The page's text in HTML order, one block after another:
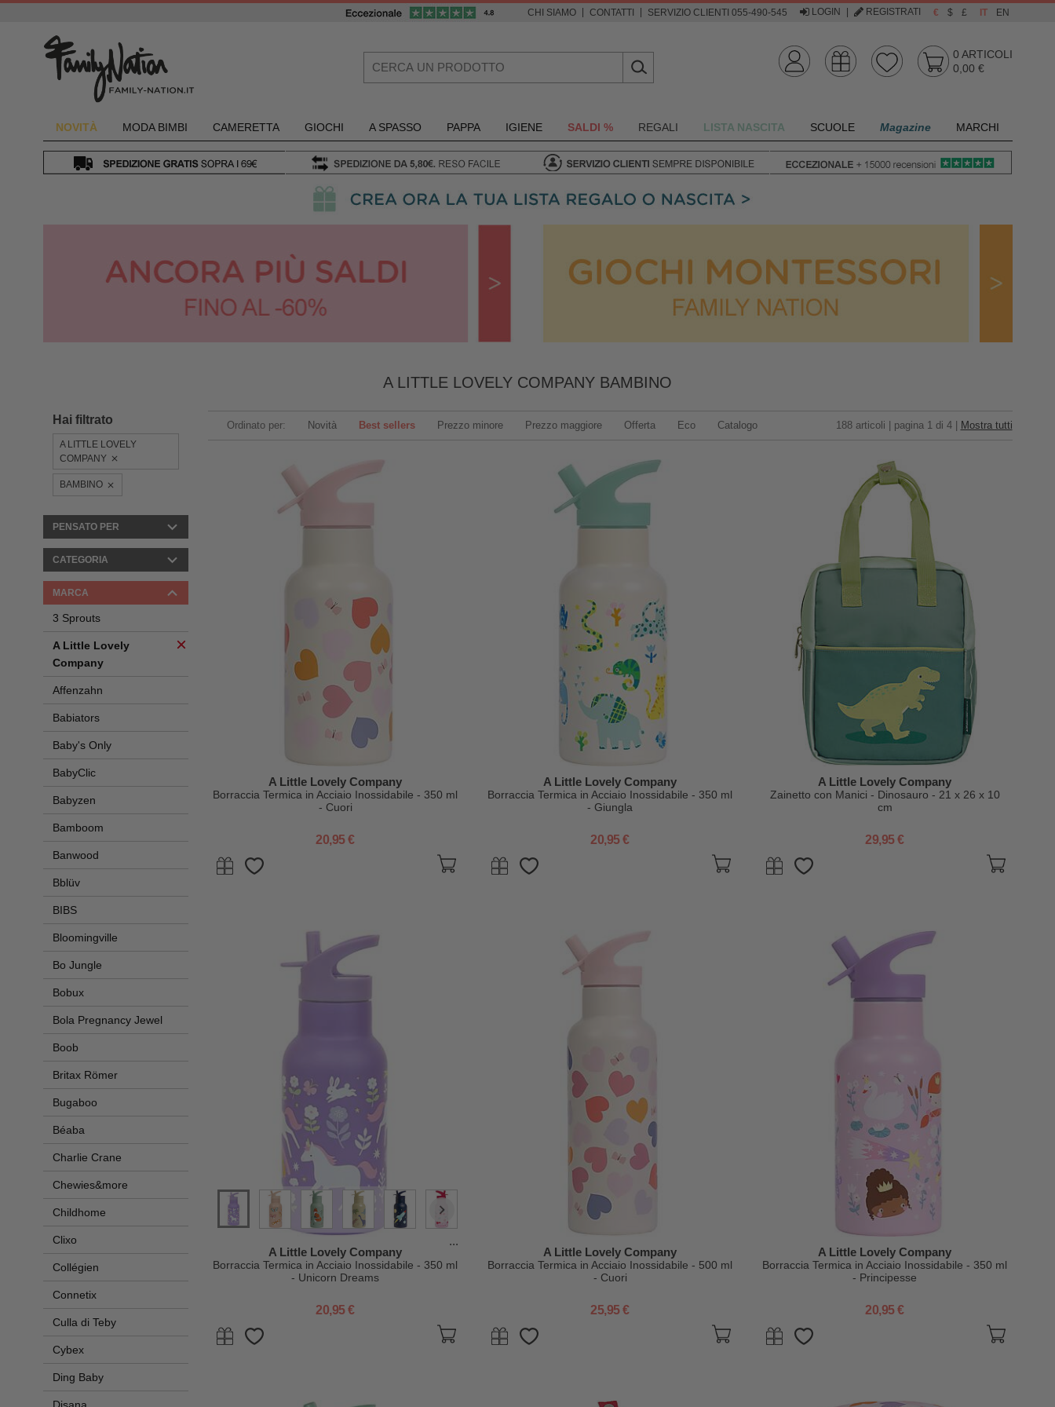
CHI SIAMO CONTATTI SERVIZIO CLIENTI 055-490-545 LOGIN REGISTRATI € $ £ IT EN
0 ARTICOLI
0,00 €
NOVITÀ MODA BIMBI CAMERETTA GIOCHI A SPASSO PAPPA IGIENE SALDI % REGALI LISTA NASCITA SCUOLE Magazine MARCHI
A LITTLE LOVELY COMPANY BAMBINO
Hai filtrato
A LITTLE LOVELY
COMPANY
BAMBINO
PENSATO PER
CATEGORIA
MARCA
3 Sprouts
A Little Lovely
Company
Affenzahn
Babiators
Baby's Only
BabyClic
Babyzen
Bamboom
Banwood
Bblüv
BIBS
Bloomingville
Bo Jungle
Bobux
Bola Pregnancy Jewel
Boob
Britax Römer
Bugaboo
Béaba
Charlie Crane
Chewies&more
Childhome
Clixo
Collégien
Connetix
Culla di Teby
Cybex
Ding Baby
Ordinato per: Novità Best sellers Prezzo minore Prezzo maggiore Offerta Eco Catalogo 188 articoli | pagina 1 di 4 | Mostra tutti
A Little Lovely Company
Borraccia Termica in Acciaio Inossidabile - 350 ml
- Cuori
20,95 €
A Little Lovely Company
Borraccia Termica in Acciaio Inossidabile - 350 ml
- Giungla
20,95 €
A Little Lovely Company
Zainetto con Manici - Dinosauro - 21 x 26 x 10
cm
29,95 €
...
A Little Lovely Company
Borraccia Termica in Acciaio Inossidabile - 350 ml
- Unicorn Dreams
20,95 €
A Little Lovely Company
Borraccia Termica in Acciaio Inossidabile - 500 ml
- Cuori
25,95 €
A Little Lovely Company
Borraccia Termica in Acciaio Inossidabile - 350 ml
- Principesse
20,95 €